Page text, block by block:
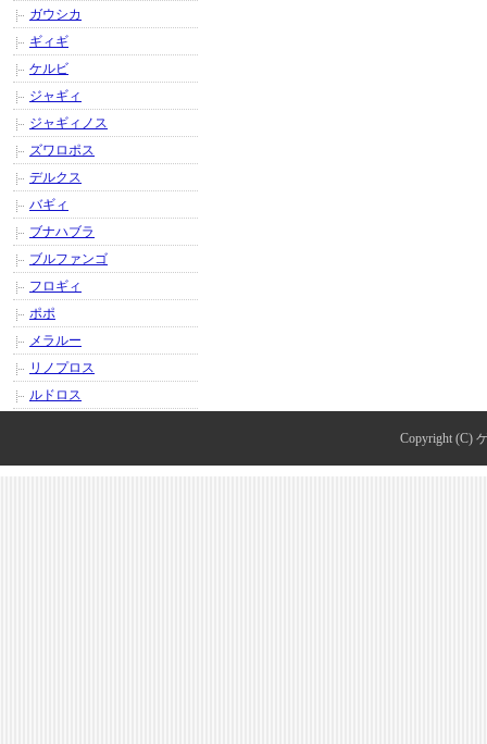
ガウシカ
ギィギ
ケルビ
ジャギィ
ジャギィノス
ズワロポス
デルクス
バギィ
ブナハブラ
ブルファンゴ
フロギィ
ポポ
メラルー
リノプロス
ルドロス
Copyright (C)